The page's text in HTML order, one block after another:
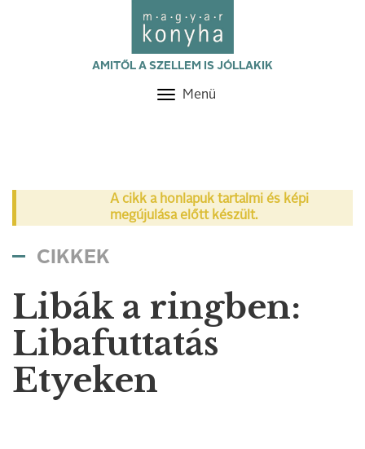
AMITŐL A SZELLEM IS JÓLLAKIK
Toggle
Menü
A cikk a honlapuk tartalmi és képi
megújulása előtt készült.
CIKKEK
Libák a ringben:
Libafuttatás
Etyeken